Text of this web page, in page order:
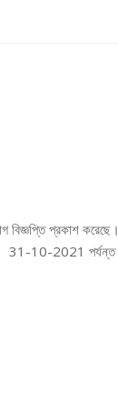
প্রকাশ
10-2021 পর্যন্ত